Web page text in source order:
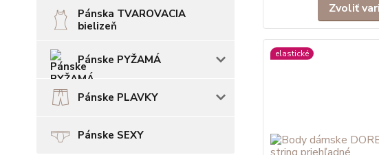
Pánska TVAROVACIA
bielizeň
Pánske PYŽAMÁ
Pánske PLAVKY
Pánske SEXY
Zvoliť
elastické